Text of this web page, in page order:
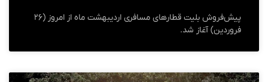
پیش‌فروش بلیت قطارهای مسافری اردیبهشت ماه از امروز (۲۶
فروردین) آغاز شد.